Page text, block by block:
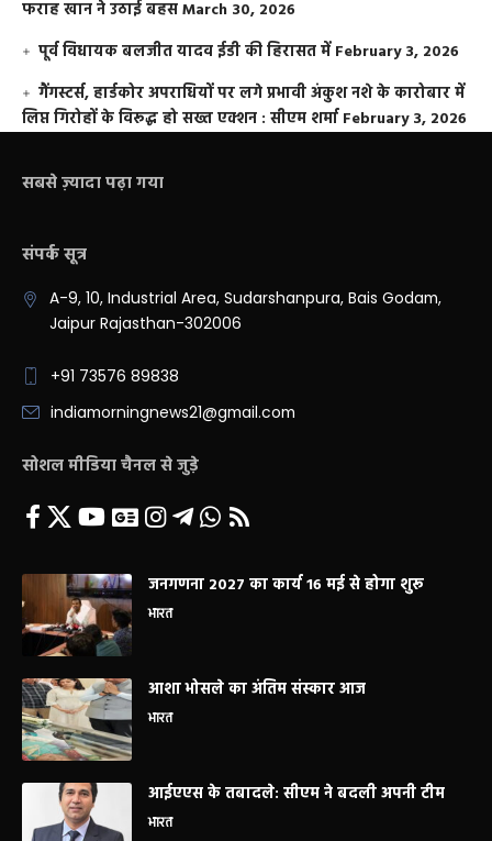
फराह खान ने उठाई बहसMarch 30, 2026
पूर्व विधायक बलजीत यादव ईडी की हिरासत में February 3, 2026
गैंगस्टर्स, हार्डकोर अपराधियों पर लगे प्रभावी अंकुश नशे के कारोबार में
लिप्त गिरोहों के विरूद्ध हो सख्त एक्शन : सीएम शर्मा February 3, 2026
सबसे ज़्यादा पढ़ा गया
संपर्क सूत्र
A-9, 10, Industrial Area, Sudarshanpura, Bais Godam,
Jaipur Rajasthan-302006
+91 73576 89838
indiamorningnews21@gmail.com
सोशल मीडिया चैनल से जुड़े
जनगणना 2027 का कार्य 16 मई से होगा शुरू
भारत
आशा भोसले का अंतिम संस्कार आज
भारत
आईएएस के तबादले: सीएम ने बदली अपनी टीम
भारत